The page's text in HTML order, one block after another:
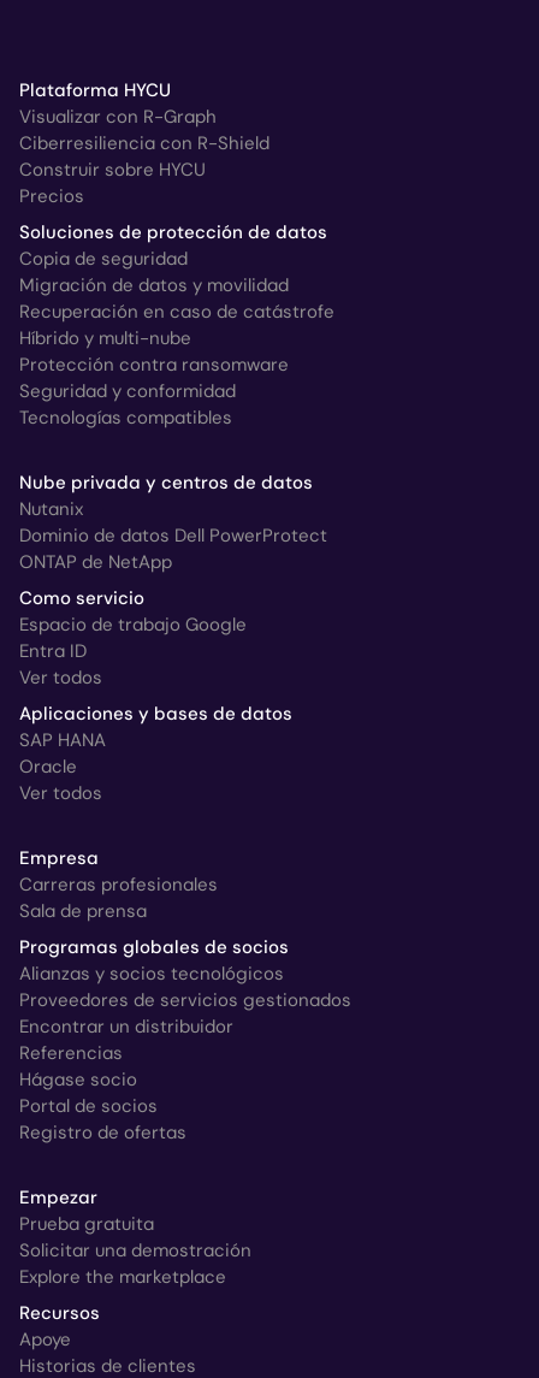
Plataforma HYCU
Visualizar con R-Graph
Ciberresiliencia con R-Shield
Construir sobre HYCU
Precios
Soluciones de protección de datos
Copia de seguridad
Migración de datos y movilidad
Recuperación en caso de catástrofe
Híbrido y multi-nube
Protección contra ransomware
Seguridad y conformidad
Tecnologías compatibles
Nube privada y centros de datos
Nutanix
Dominio de datos Dell PowerProtect
ONTAP de NetApp
Como servicio
Espacio de trabajo Google
Entra ID
Ver todos
Aplicaciones y bases de datos
SAP HANA
Oracle
Ver todos
Empresa
Carreras profesionales
Sala de prensa
Programas globales de socios
Alianzas y socios tecnológicos
Proveedores de servicios gestionados
Encontrar un distribuidor
Referencias
Hágase socio
Portal de socios
Registro de ofertas
Empezar
Prueba gratuita
Solicitar una demostración
Explore the marketplace
Recursos
Apoye
Historias de clientes